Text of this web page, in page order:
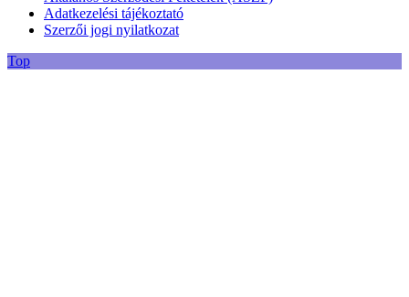
Adatkezelési tájékoztató
Szerzői jogi nyilatkozat
Top